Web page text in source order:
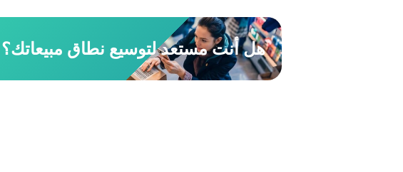
هل أنت مستعد لتوسيع نطاق مبيعاتك؟